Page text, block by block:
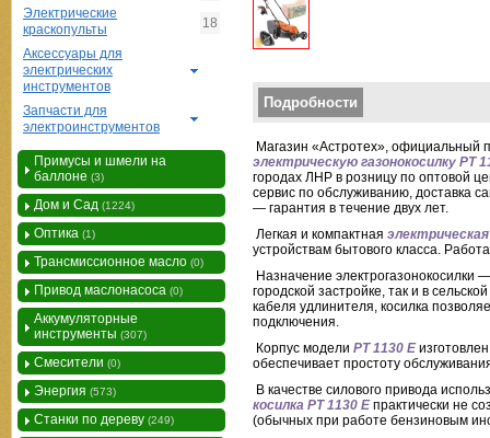
Вертикальные вкладки
Подробности
Магазин «Астротех», официальный
электрическую газонокосилку PT
городах ЛНР в розницу по оптовой
сервис по обслуживанию, доставка
— гарантия в течение двух лет.
Легкая и компактная электрическая
устройствам бытового класса.
Назначение
городской застройке, так и в
кабеля удлинителя, косилка
подключения.
Корпус модели PT 1130 E
обеспечивает простоту
В качестве силового привода
косилка PТ 1130 Епрактически не
(обычных при работе бензиновым
Электрические
краскопульты
18
Аксессуары для
электрических
инструментов
Запчасти для
электроинструментов
Примусы и шмели на
баллоне (3)
Дом и Сад (1224)
Оптика (1)
Трансмиссионное масло (0)
Привод маслонасоса (0)
Аккумуляторные
инструменты (307)
Смесители (0)
Энергия (573)
Станки по дереву (249)